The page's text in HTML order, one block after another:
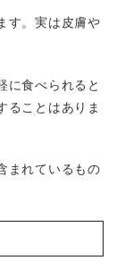
す。実は皮膚や
に食べられると
ることはありま
まれているもの